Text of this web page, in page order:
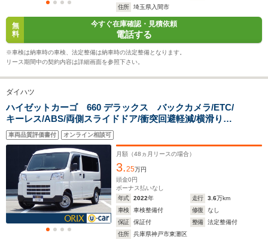
WLTCモード
燃費
排気量
駆動方式 FR
14.7～15.6km/L
└市街地:13.1～
14.2km/L
16.7km/L
FR、4WD、MR
住所
埼玉県入間市
無
料
今すぐ在庫確認・見積依頼
電話する
※車検は納車時の車検、法定整備は納車時の法定整備となります。
リース期間中の契約内容は詳細画面を参照下さい。
ダイハツ
ハイゼットカーゴ 660 デラックス バックカメラ/ETC/
キーレス/ABS/両側スライドドア/衝突回避軽減/横滑り防
止装置/アイドリングストップ/PS/PW
車両品質評価書付 オンライン相談可
月額（48 ヵ月リースの場合）
3.25万円
頭金0円
ボーナス払いなし
年式
2022年 走行 3.6万km
車検
車検整備付 修復
なし
保証
保証付 整備
法定整備付
住所
兵庫県神戸市東灘区